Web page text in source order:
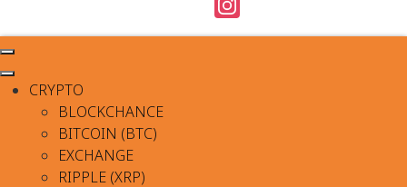
Instagram
CRYPTO
BLOCKCHANCE
BITCOIN (BTC)
EXCHANGE
RIPPLE (XRP)